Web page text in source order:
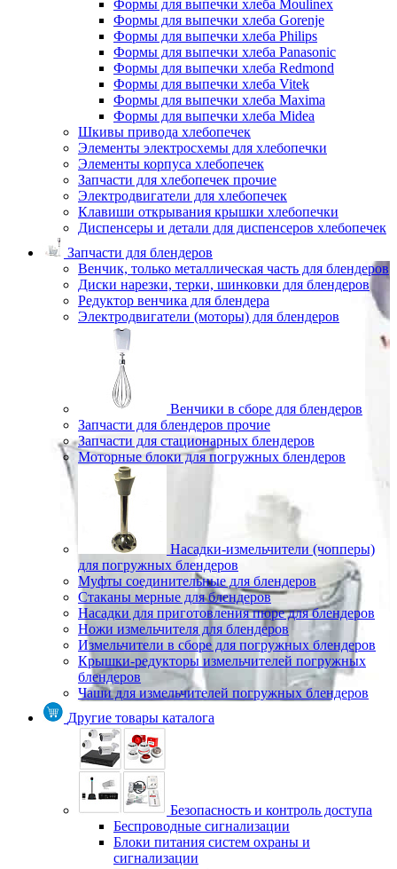
Формы для выпечки хлеба Moulinex
Формы для выпечки хлеба Gorenje
Формы для выпечки хлеба Philips
Формы для выпечки хлеба Panasonic
Формы для выпечки хлеба Redmond
Формы для выпечки хлеба Vitek
Формы для выпечки хлеба Maxima
Формы для выпечки хлеба Midea
Шкивы привода хлебопечек
Элементы электросхемы для хлебопечки
Элементы корпуса хлебопечек
Запчасти для хлебопечек прочие
Электродвигатели для хлебопечек
Клавиши открывания крышки хлебопечки
Диспенсеры и детали для диспенсеров хлебопечек
Запчасти для блендеров
Венчик, только металлическая часть для блендеров
Диски нарезки, терки, шинковки для блендеров
Редуктор венчика для блендера
Электродвигатели (моторы) для блендеров
Венчики в сборе для блендеров
Запчасти для блендеров прочие
Запчасти для стационарных блендеров
Моторные блоки для погружных блендеров
Насадки-измельчители (чопперы)
для погружных блендеров
Муфты соединительные для блендеров
Стаканы мерные для блендеров
Насадки для приготовления пюре для блендеров
Ножи измельчителя для блендеров
Измельчители в сборе для погружных блендеров
Крышки-редукторы измельчителей погружных
блендеров
Чаши для измельчителей погружных блендеров
Другие товары каталога
Безопасность и контроль доступа
Беспроводные сигнализации
Блоки питания систем охраны и
сигнализации